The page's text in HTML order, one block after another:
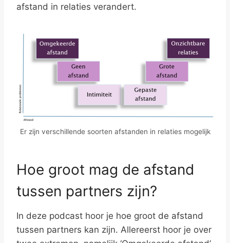
afstand in relaties verandert.
Er zijn verschillende soorten afstanden in relaties mogelijk
Hoe groot mag de afstand
tussen partners zijn?
In deze podcast hoor je hoe groot de afstand
tussen partners kan zijn. Allereerst hoor je over